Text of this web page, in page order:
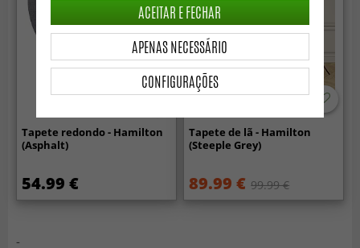
Tapete redondo - Hamilton
(Asphalt)
54.99 €
Tapete de lã - Hamilton
(Steeple Grey)
89.99 € 99.99 €
-
CONFIGURAÇÕES
APENAS NECESSÁRIO
ACEITAR E FECHAR